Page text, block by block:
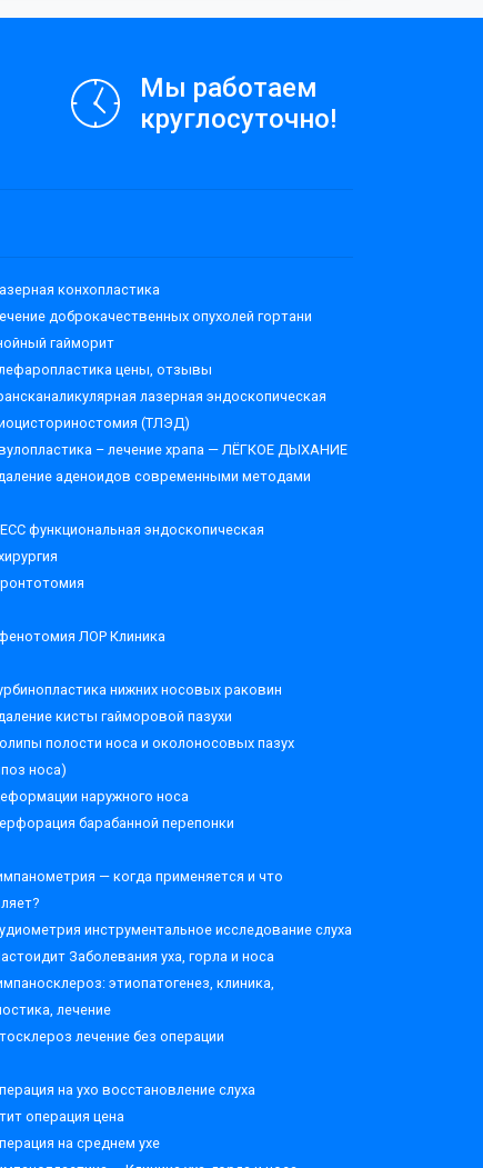
Мы работаем
круглосуточно!
конхопластика
доброкачественных опухолей гортани
гайморит
цены, отзывы
лазерная эндоскопическая
(ТЛЭД)
– лечение храпа — ЛЁГКОЕ ДЫХАНИЕ
аденоидов современными методами
функциональная эндоскопическая
ЛОР Клиника
нижних носовых раковин
кисты гайморовой пазухи
полости носа и околоносовых пазух
носа)
наружного носа
барабанной перепонки
— когда применяется и что
инструментальное исследование слуха
Заболевания уха, горла и носа
этиопатогенез, клиника,
лечение
лечение без операции
на ухо восстановление слуха
операция цена
на среднем ухе